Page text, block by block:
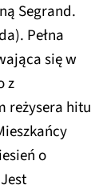
Segrand.
Pełna
się w
z
reżysera hitu
o